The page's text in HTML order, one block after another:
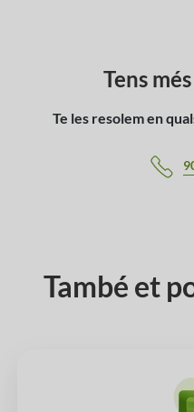
Tens
Te les resolem en
També et